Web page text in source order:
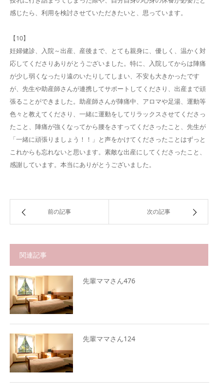
感じたら、利用を検討させていただきたいと、思っています。
【10】
妊婦健診、入院～出産、産後まで、とても親身に、優しく、温かく対
応してくださりありがとうございました。特に、入院してからは陣痛
が少し弱くなったり遠のいたりしてしまい、不安も大きかったです
が、先生や助産師さんが連携してサポートしてくださり、出産まで頑
張ることができました。助産師さんが陣痛中、アロマや足湯、運動等
色々と教えてくださり、一緒に運動をしてリラックスさせてくださっ
たこと、陣痛が強くなってから腰をさすってくださったこと、先生が
「一緒に頑張りましょう！！」と声をかけてくださったことはずっと
これからも忘れないと思います。素敵な出産にしてくださったこと、
感謝しています。本当にありがとうございました。
前の記事 次の記事
関連記事
先輩ママさん476
先輩ママさん124